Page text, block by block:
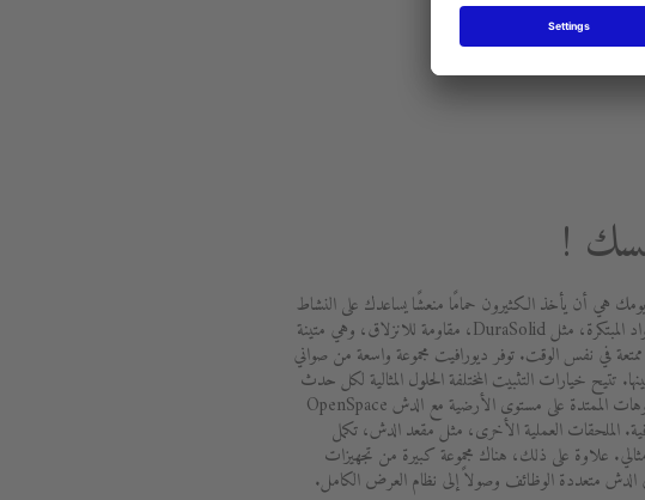
!
يومك هي أن يأخذ الكثيرون حمامًا منعشًا يساعدك على النشاط
والاستيقاظ. توفر المواد المبتكرة، مثل DuraSolid، مقاومة للانزلاق، وهي متينة
في نفس الوقت. توفر ديورافيت مجموعة واسعة من صواني
تتيح خيارات التثبيت المختلفة الحلول المثالية لكل حدث
معماري. تعمل البانيوهات الممتدة على مستوى الأرضية مع الدش OpenSpace
الملحقات العملية الأخرى، مثل مقعد الدش، تكمل
علاوة على ذلك، هناك مجموعة كبيرة من تجهيزات
الدش متعددة الوظائف وصولاً إلى نظام العرض الكامل.